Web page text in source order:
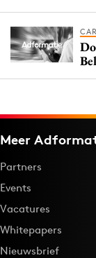
Meer
Partners
Events
Vacatures
Whitepapers
Nieuwsbrief